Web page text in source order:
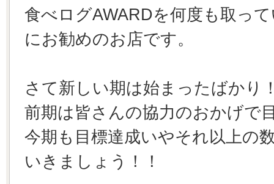
食べログAWARDを何度も取っ
にお勧めのお店です。
さて新しい期は始まったばかり
前期は皆さんの協力のおかげで
今期も目標達成いやそれ以上の
いきましょう！！